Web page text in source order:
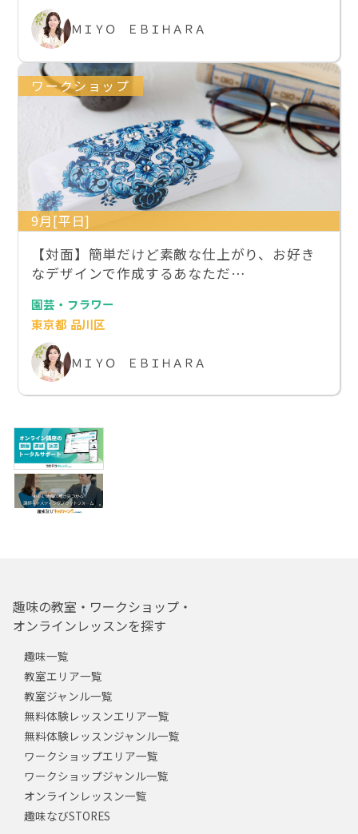
ＭＩＹＯ ＥＢＩＨＡＲＡ
ワークショップ
9月[平日]
【対面】簡単だけど素敵な仕上がり、お好き
なデザインで作成するあなただ…
園芸・フラワー
東京都 品川区
ＭＩＹＯ ＥＢＩＨＡＲＡ
趣味の教室・ワークショップ・
オンラインレッスンを探す
趣味一覧
教室エリア一覧
教室ジャンル一覧
無料体験レッスンエリア一覧
無料体験レッスンジャンル一覧
ワークショップエリア一覧
ワークショップジャンル一覧
オンラインレッスン一覧
趣味なびSTORES